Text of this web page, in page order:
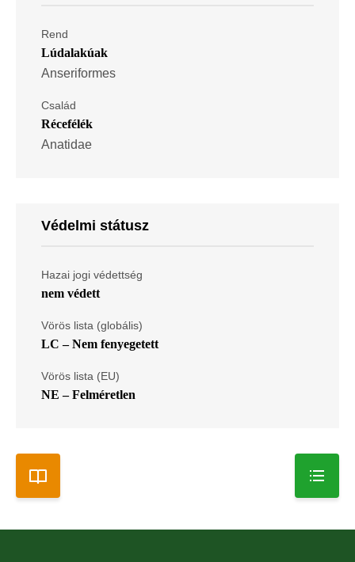
Rend
Lúdalakúak
Anseriformes
Család
Récefélék
Anatidae
Védelmi státusz
Hazai jogi védettség
nem védett
Vörös lista (globális)
LC – Nem fenyegetett
Vörös lista (EU)
NE – Felméretlen